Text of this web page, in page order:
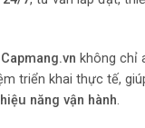
Capmang.vn không chỉ
triển khai thực tế,
năng vận hành.